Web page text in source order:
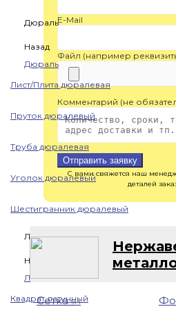
Дюраль
Назад
Дюраль
Лист/Плита дюралевая
Пруток дюралевый
Труба дюралевая
Уголок дюралевый
Шестигранник дюралевый
Латунь
Назад
Латунь
Квадрат латунный
E-Mail
Файл (например
Комментарий (не
Отправить заявку
С вами свяжется наш
деталей
Сетка914